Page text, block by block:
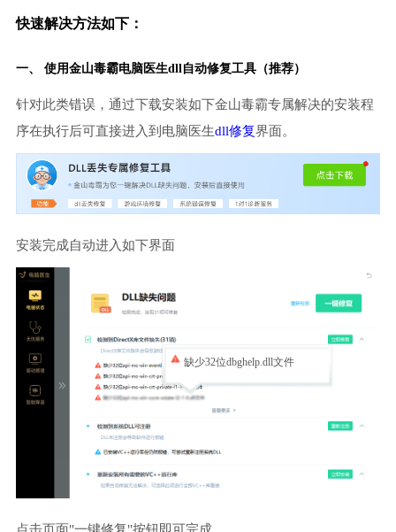
快速解决方法如下：
一、 使用金山毒霸电脑医生dll自动修复工具（推荐）
针对此类错误，通过下载安装如下金山毒霸专属解决的安装程
序在执行后可直接进入到电脑医生dll修复界面。
安装完成自动进入如下界面
缺少32位dbghelp.dll文件
点击页面"一键修复"按钮即可完成。